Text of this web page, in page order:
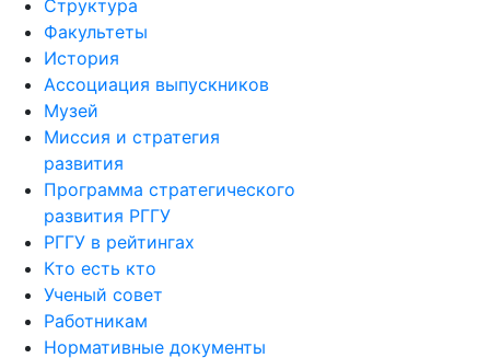
Структура
Факультеты
История
Ассоциация выпускников
Музей
Миссия и стратегия
развития
Программа стратегического
развития РГГУ
РГГУ в рейтингах
Кто есть кто
Ученый совет
Работникам
Нормативные документы